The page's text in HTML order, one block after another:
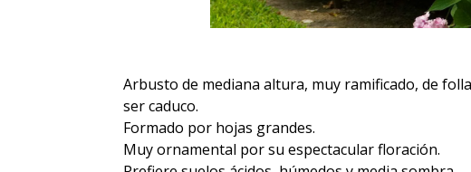
Arbusto de mediana altura, muy ramificado, de
ser caduco.
Formado por hojas grandes.
Muy ornamental por su espectacular floración.